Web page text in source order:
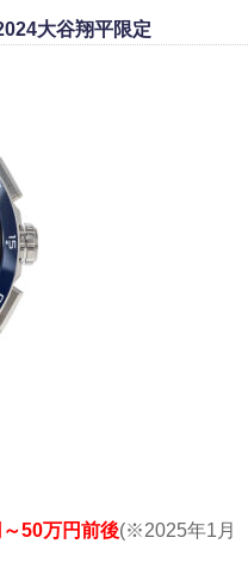
大谷翔平限定
50万円前後(※2025年1月